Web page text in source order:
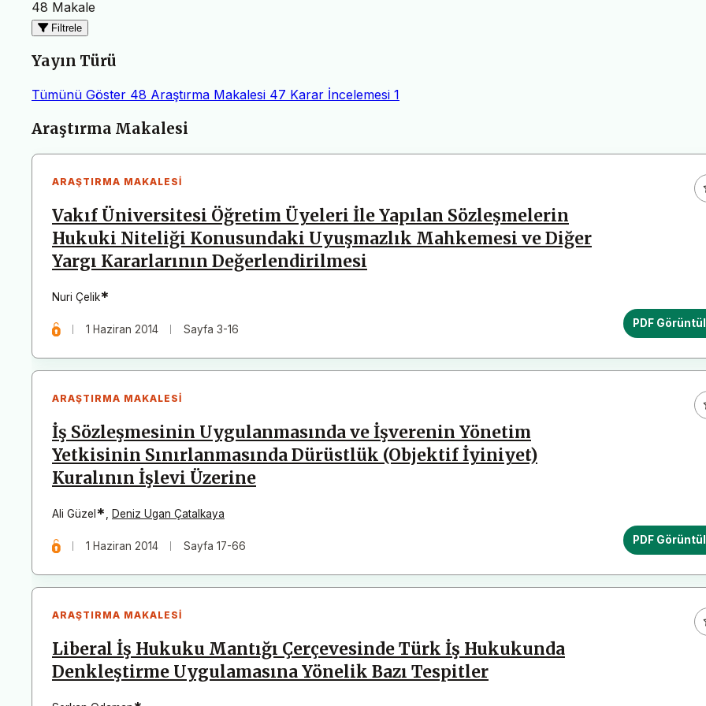
48 Makale
Filtrele
Yayın Türü
Tümünü Göster 48 Araştırma Makalesi 47 Karar İncelemesi 1
Makaleler
Araştırma Makalesi
ARAŞTIRMA MAKALESI
Vakıf Üniversitesi Öğretim Üyeleri İle Yapılan Sözleşmelerin
Hukuki Niteliği Konusundaki Uyuşmazlık Mahkemesi ve Diğer
Yargı Kararlarının Değerlendirilmesi
Nuri Çelik*
1 Haziran 2014 Sayfa 3-16 PDF
ARAŞTIRMA MAKALESI
İş Sözleşmesinin Uygulanmasında ve İşverenin Yönetim
Yetkisinin Sınırlanmasında Dürüstlük (Objektif İyiniyet)
Kuralının İşlevi Üzerine
Ali Güzel * Deniz Ugan Çatalkaya
1 Haziran 2014 Sayfa 17-66 PDF
ARAŞTIRMA MAKALESI
Liberal İş Hukuku Mantığı Çerçevesinde Türk İş Hukukunda
Denkleştirme Uygulamasına Yönelik Bazı Tespitler